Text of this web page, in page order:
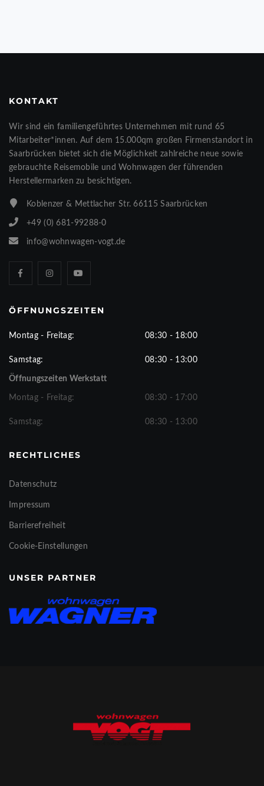
KONTAKT
Wir sind ein familiengeführtes Unternehmen mit rund 65
Mitarbeiter*innen. Auf dem 15.000qm großen Firmenstandort in
Saarbrücken bietet sich die Möglichkeit zahlreiche neue sowie
gebrauchte Reisemobile und Wohnwagen der führenden
Herstellermarken zu besichtigen.
Koblenzer & Mettlacher Str. 66115 Saarbrücken
+49 (0) 681-99288-0
info@wohnwagen-vogt.de
ÖFFNUNGSZEITEN
Montag - Freitag: 08:30 - 18:00
Samstag: 08:30 - 13:00
Öffnungszeiten Werkstatt
Montag - Freitag: 08:30 - 17:00
Samstag: 08:30 - 13:00
RECHTLICHES
Datenschutz
Impressum
Barrierefreiheit
Cookie-Einstellungen
UNSER PARTNER